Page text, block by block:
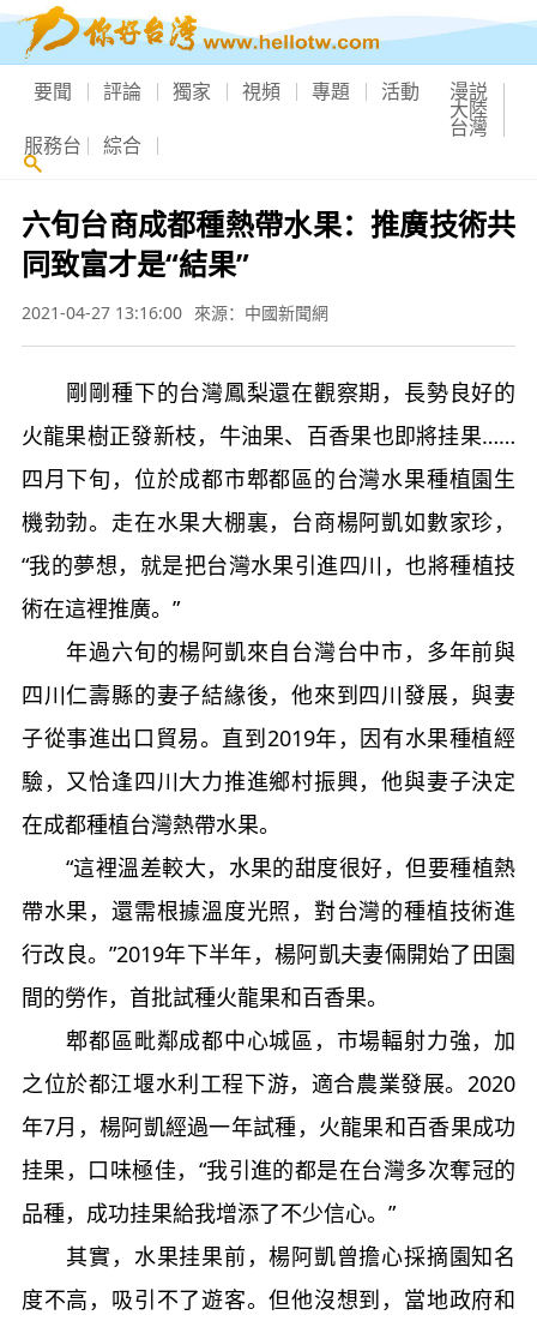
要聞 評論 獨家 視頻 專題 活動 漫説
大陸
台灣
服務台 綜合
六旬台商成都種熱帶水果：推廣技術共
同致富才是“結果”
2021-04-27 13:16:00 來源：中國新聞網
剛剛種下的台灣鳳梨還在觀察期，長勢良好的
火龍果樹正發新枝，牛油果、百香果也即將挂果……
四月下旬，位於成都市郫都區的台灣水果種植園生
機勃勃。走在水果大棚裏，台商楊阿凱如數家珍，
“我的夢想，就是把台灣水果引進四川，也將種植技
術在這裡推廣。”
年過六旬的楊阿凱來自台灣台中市，多年前與
四川仁壽縣的妻子結緣後，他來到四川發展，與妻
子從事進出口貿易。直到2019年，因有水果種植經
驗，又恰逢四川大力推進鄉村振興，他與妻子決定
在成都種植台灣熱帶水果。
“這裡溫差較大，水果的甜度很好，但要種植熱
帶水果，還需根據溫度光照，對台灣的種植技術進
行改良。”2019年下半年，楊阿凱夫妻倆開始了田園
間的勞作，首批試種火龍果和百香果。
郫都區毗鄰成都中心城區，市場輻射力強，加
之位於都江堰水利工程下游，適合農業發展。2020
年7月，楊阿凱經過一年試種，火龍果和百香果成功
挂果，口味極佳，“我引進的都是在台灣多次奪冠的
品種，成功挂果給我增添了不少信心。”
其實，水果挂果前，楊阿凱曾擔心採摘園知名
度不高，吸引不了遊客。但他沒想到，當地政府和